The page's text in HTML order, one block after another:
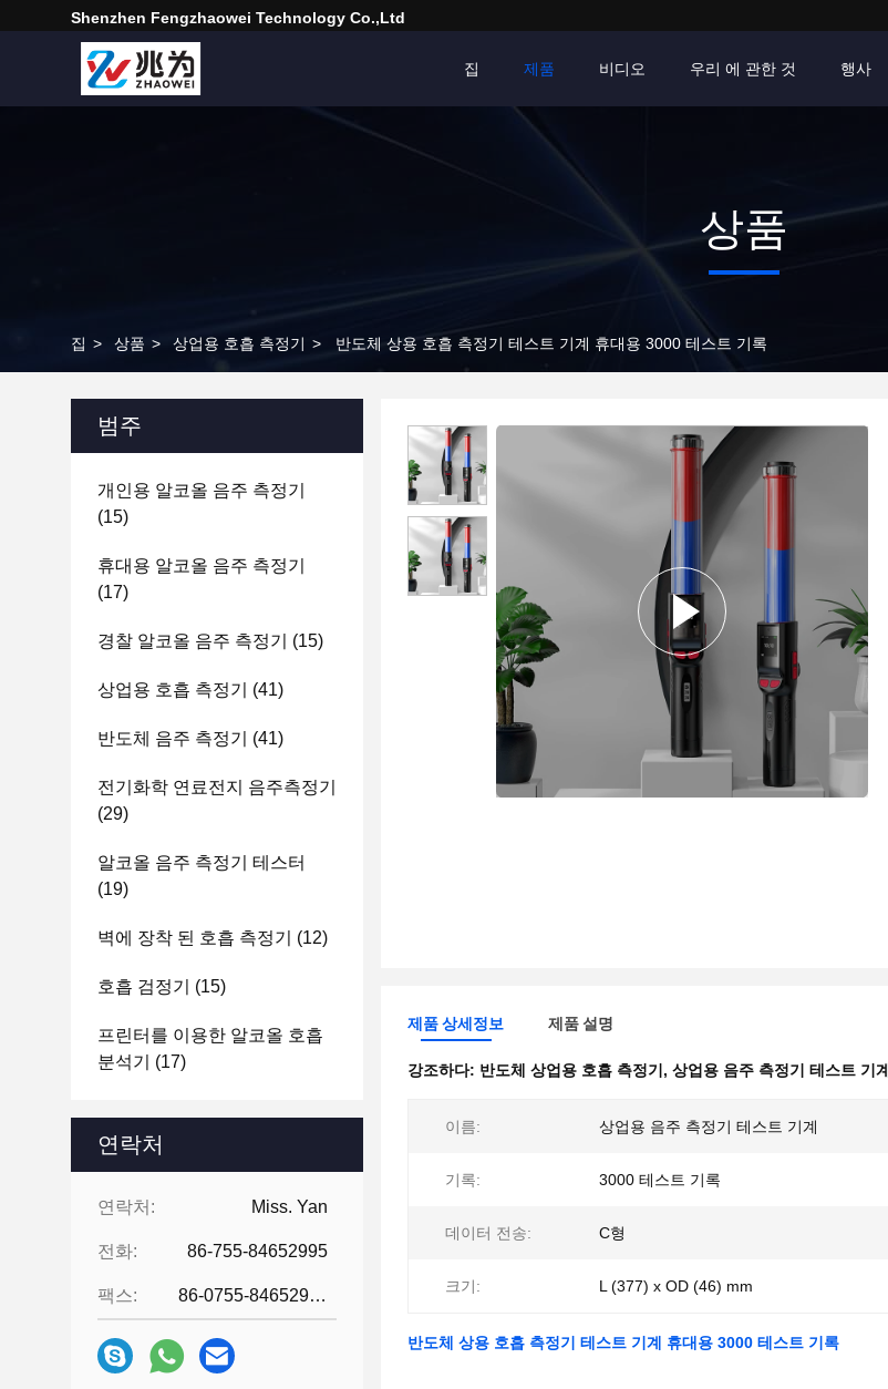
Shenzhen Fengzhaowei Technology Co.,Ltd
집 제품 비디오 우리 에 관한 것 행사
상품
집 > 상품 > 상업용 호흡 측정기 > 반도체 상용 호흡 측정기 테스트 기계 휴대용 3000 테스트 기록
범주
개인용 알코올 음주 측정기
(15)
휴대용 알코올 음주 측정기
(17)
경찰 알코올 음주 측정기 (15)
상업용 호흡 측정기 (41)
반도체 음주 측정기 (41)
전기화학 연료전지 음주측정기
(29)
알코올 음주 측정기 테스터
(19)
벽에 장착 된 호흡 측정기 (12)
호흡 검정기 (15)
프린터를 이용한 알코올 호흡
분석기
(17)
연락처
연락처: Miss. Yan
전화: 86-755-84652995
팩스: 86-0755-84652995
제품 상세정보 제품 설명
강조하다: 반도체 상업용 호흡 측정기 , 상업용 음주 측정기 테스트 기계
이름: 상업용 음주 측정기 테스트 기계
기록: 3000 테스트 기록
데이터 전송: C형
크기: L (377) x OD (46) mm
반도체 상용 호흡 측정기 테스트 기계 휴대용 3000 테스트 기록